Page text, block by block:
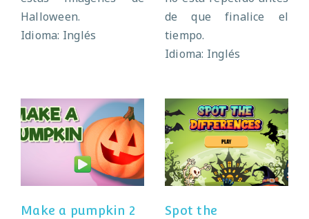
Halloween.
Idioma: Inglés
de que finalice el
tiempo.
Idioma: Inglés
Make a pumpkin
2
Make a pumpkin 2
Spot the
differences
Spot the